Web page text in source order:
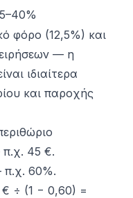
φόρο (12,5%) και
— η
ιδιαίτερα
και παροχής
45 €.
π.χ. 60%.
÷ (1 − 0,60) =